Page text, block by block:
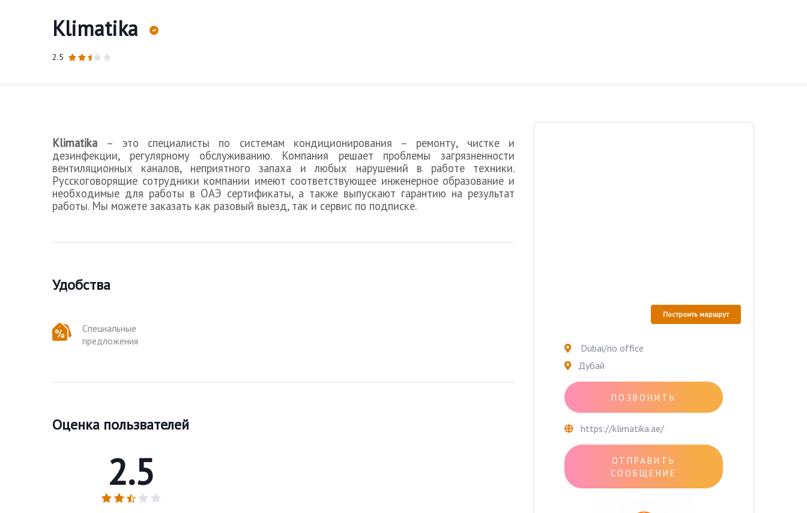
Klimatika
2.5
Klimatika
– это специалисты по системам кондиционирования – ремонту, чистке и
дезинфекции, регулярному обслуживанию. Компания решает проблемы загрязненности
вентиляционных каналов, неприятного запаха и любых нарушений в работе техники.
Русскоговорящие сотрудники компании имеют соответствующее инженерное образование и
необходимые для работы в ОАЭ сертификаты, а также выпускают гарантию на результат
работы. Мы можете заказать как разовый выезд, так и сервис по подписке.
Удобства
Специальные
предложения
Оценка пользвателей
2.5
Построить маршрут
Dubai/no office
Дубай
ПОЗВОНИТЬ
https://klimatika.ae/
ОТПРАВИТЬ
СООБЩЕНИЕ